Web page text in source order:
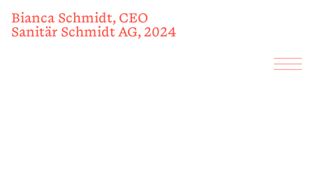
Bianca Schmidt, CEO
Sanitär Schmidt AG, 2024